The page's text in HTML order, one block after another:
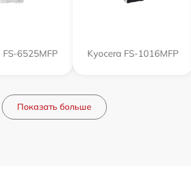
FS-6525MFP Kyocera FS-1016MFP
Показать больше